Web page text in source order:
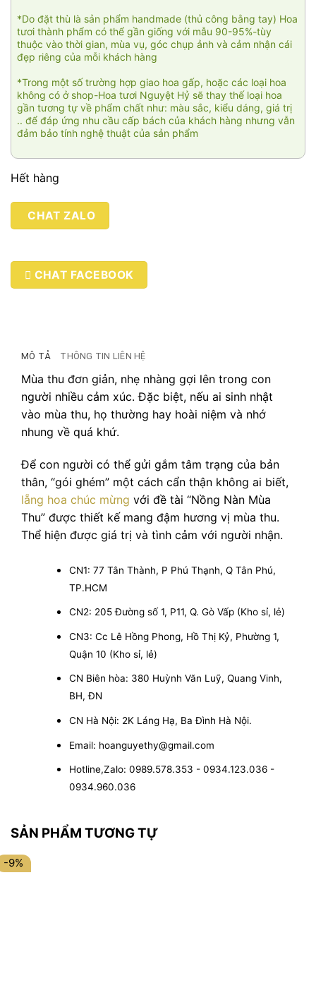
*Do đặt thù là sản phẩm handmade (thủ công bằng tay) Hoa
tươi thành phẩm có thể gần giống với mẫu 90-95%-tùy
thuộc vào thời gian, mùa vụ, góc chụp ảnh và cảm nhận cái
đẹp riêng của mỗi khách hàng
*Trong một số trường hợp giao hoa gấp, hoặc các loại hoa
không có ở shop-Hoa tươi Nguyệt Hỷ sẽ thay thế loại hoa
gần tương tự về phẩm chất như: màu sắc, kiểu dáng, giá trị
.. để đáp ứng nhu cầu cấp bách của khách hàng nhưng vẫn
đảm bảo tính nghệ thuật của sản phẩm
Hết hàng
CHAT ZALO
CHAT FACEBOOK
MÔ TẢ THÔNG TIN LIÊN HỆ
Mùa thu đơn giản, nhẹ nhàng gợi lên trong con
người nhiều cảm xúc. Đặc biệt, nếu ai sinh nhật
vào mùa thu, họ thường hay hoài niệm và nhớ
nhung về quá khứ.
Để con người có thể gửi gắm tâm trạng của bản
thân, “gói ghém” một cách cẩn thận không ai biết,
lẵng hoa chúc mừng với đề tài “Nồng Nàn Mùa
Thu” được thiết kế mang đậm hương vị mùa thu.
Thể hiện được giá trị và tình cảm với người nhận.
CN1: 77 Tân Thành, P Phú Thạnh, Q Tân Phú,
TP.HCM
CN2: 205 Đường số 1, P11, Q. Gò Vấp (Kho sỉ, lẻ)
CN3: Cc Lê Hồng Phong, Hồ Thị Kỷ, Phường 1,
Quận 10 (Kho sỉ, lẻ)
CN Biên hòa: 380 Huỳnh Văn Luỹ, Quang Vinh,
BH, ĐN
CN Hà Nội: 2K Láng Hạ, Ba Đình Hà Nội.
Email: hoanguyethy@gmail.com
Hotline,Zalo: 0989.578.353 - 0934.123.036 -
0934.960.036
SẢN PHẨM TƯƠNG TỰ
-9%